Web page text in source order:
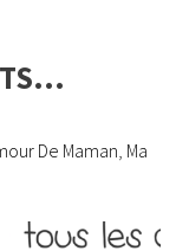
De Maman, Ma